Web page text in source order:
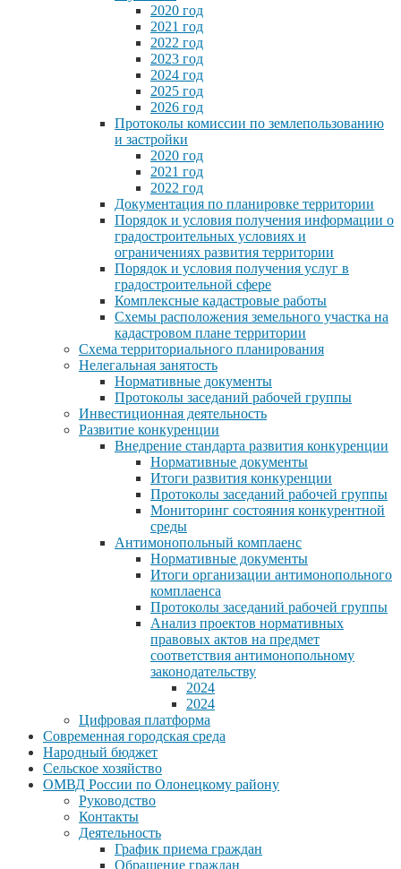
2020 год
2021 год
2022 год
2023 год
2024 год
2025 год
2026 год
Протоколы комиссии по землепользованию
и застройки
2020 год
2021 год
2022 год
Документация по планировке территории
Порядок и условия получения информации о
градостроительных условиях и
ограничениях развития территории
Порядок и условия получения услуг в
градостроительной сфере
Комплексные кадастровые работы
Схемы расположения земельного участка на
кадастровом плане территории
Схема территориального планирования
Нелегальная занятость
Нормативные документы
Протоколы заседаний рабочей группы
Инвестиционная деятельность
Развитие конкуренции
Внедрение стандарта развития конкуренции
Нормативные документы
Итоги развития конкуренции
Протоколы заседаний рабочей группы
Мониторинг состояния конкурентной
среды
Антимонопольный комплаенс
Нормативные документы
Итоги организации антимонопольного
комплаенса
Протоколы заседаний рабочей группы
Анализ проектов нормативных
правовых актов на предмет
соответствия антимонопольному
законодательству
2024
2024
Цифровая платформа
Современная городская среда
Народный бюджет
Сельское хозяйство
ОМВД России по Олонецкому району
Руководство
Контакты
Деятельность
График приема граждан
Обращение граждан